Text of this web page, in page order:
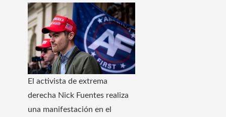
El activista de extrema
derecha Nick Fuentes realiza
una manifestación en el